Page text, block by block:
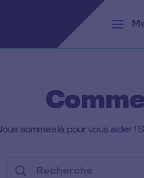
sommes là pour vous aider !